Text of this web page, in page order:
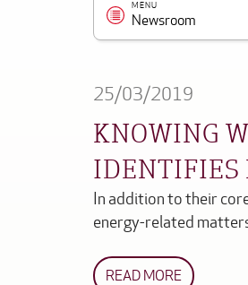
MENU
Newsroom
25/03/2019
KNOWING
IDENTIFIES
In addition to their
energy-related
READ MORE